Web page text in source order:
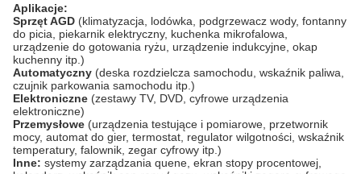
Aplikacje:
Sprzęt AGD (klimatyzacja, lodówka, podgrzewacz wody, fontanny
do picia,
piekarnik elektryczny, kuchenka mikrofalowa,
urządzenie do gotowania ryżu, urządzenie indukcyjne, okap
kuchenny itp.)
Automatyczny (deska rozdzielcza samochodu, wskaźnik paliwa,
czujnik parkowania samochodu itp.)
Elektroniczne (zestawy TV, DVD, cyfrowe urządzenia
elektroniczne)
Przemysłowe (urządzenia testujące i pomiarowe, przetwornik
mocy, automat do gier, termostat, regulator wilgotności, wskaźnik
temperatury, falownik, zegar cyfrowy itp.)
Inne: systemy zarządzania quene, ekran stopy procentowej,